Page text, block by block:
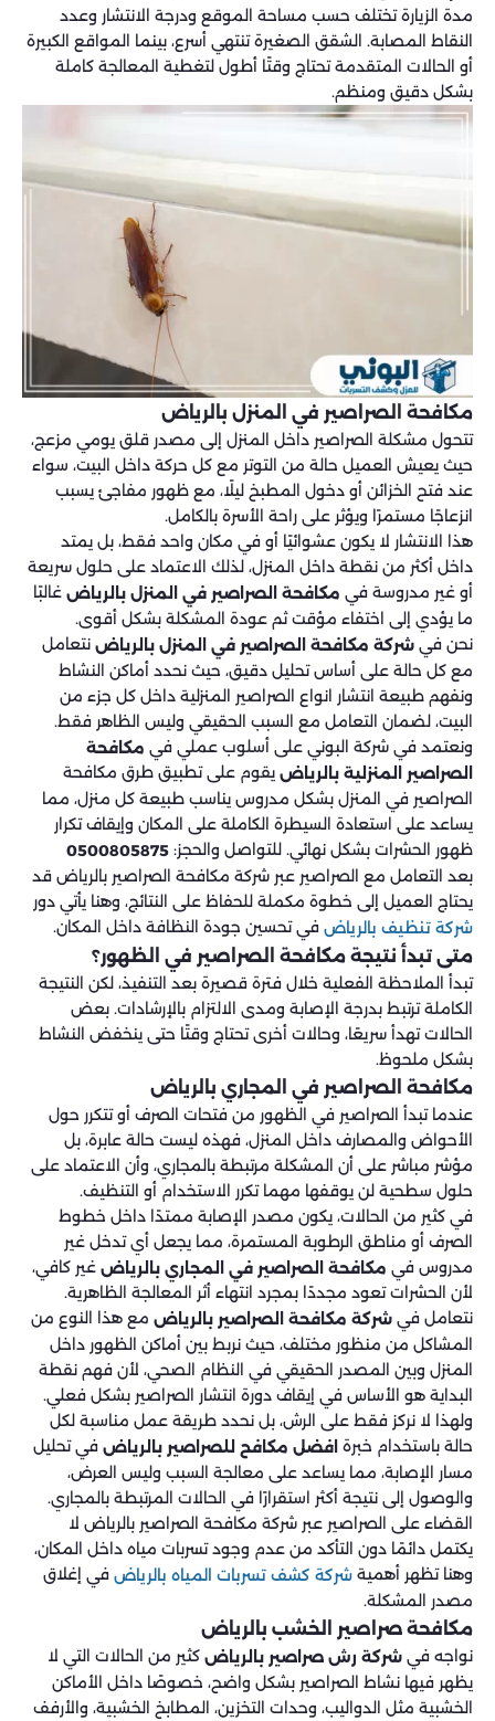
مدة الزيارة تختلف حسب مساحة الموقع ودرجة الانتشار وعدد
النقاط المصابة. الشقق الصغيرة تنتهي أسرع، بينما المواقع الكبيرة
أو الحالات المتقدمة تحتاج وقتًا أطول لتغطية المعالجة كاملة
بشكل دقيق ومنظم.
مكافحة الصراصير في المنزل​ بالرياض
تتحول مشكلة الصراصير داخل المنزل إلى مصدر قلق يومي مزعج،
حيث يعيش العميل حالة من التوتر مع كل حركة داخل البيت، سواء
عند فتح الخزائن أو دخول المطبخ ليلًا، مع ظهور مفاجئ يسبب
انزعاجًا مستمرًا ويؤثر على راحة الأسرة بالكامل.
هذا الانتشار لا يكون عشوائيًا أو في مكان واحد فقط، بل يمتد
داخل أكثر من نقطة داخل المنزل، لذلك الاعتماد على حلول سريعة
أو غير مدروسة في مكافحة الصراصير في المنزل بالرياضغالبًا
ما يؤدي إلى اختفاء مؤقت ثم عودة المشكلة بشكل أقوى.
نحن في شركة مكافحة الصراصير في المنزل بالرياضنتعامل
مع كل حالة على أساس تحليل دقيق، حيث نحدد أماكن النشاط
ونفهم طبيعة انتشار انواع الصراصير المنزلية داخل كل جزء من
البيت، لضمان التعامل مع السبب الحقيقي وليس الظاهر فقط.
ونعتمد في شركة البوني على أسلوب عملي في مكافحة
الصراصير المنزلية بالرياضيقوم على تطبيق طرق مكافحة
الصراصير في المنزل بشكل مدروس يناسب طبيعة كل منزل، مما
يساعد على استعادة السيطرة الكاملة على المكان وإيقاف تكرار
ظهور الحشرات بشكل نهائي. للتواصل والحجز:0500805875
بعد التعامل مع الصراصير عبر شركة مكافحة الصراصير بالرياض قد
يحتاج العميل إلى خطوة مكملة للحفاظ على النتائج، وهنا يأتي دور
شركة تنظيف بالرياضفي تحسين جودة النظافة داخل المكان.
متى تبدأ نتيجة مكافحة الصراصير في الظهور؟
تبدأ الملاحظة الفعلية خلال فترة قصيرة بعد التنفيذ، لكن النتيجة
الكاملة ترتبط بدرجة الإصابة ومدى الالتزام بالإرشادات. بعض
الحالات تهدأ سريعًا، وحالات أخرى تحتاج وقتًا حتى ينخفض النشاط
بشكل ملحوظ.
مكافحة الصراصير في المجاري​ بالرياض
عندما تبدأ الصراصير في الظهور من فتحات الصرف أو تتكرر حول
الأحواض والمصارف داخل المنزل، فهذه ليست حالة عابرة، بل
مؤشر مباشر على أن المشكلة مرتبطة بالمجاري، وأن الاعتماد على
حلول سطحية لن يوقفها مهما تكرر الاستخدام أو التنظيف.
في كثير من الحالات، يكون مصدر الإصابة ممتدًا داخل خطوط
الصرف أو مناطق الرطوبة المستمرة، مما يجعل أي تدخل غير
مدروس في مكافحة الصراصير في المجاري بالرياضغير كافي،
لأن الحشرات تعود مجددًا بمجرد انتهاء أثر المعالجة الظاهرية.
نتعامل في شركة مكافحة الصراصير بالرياضمع هذا النوع من
المشاكل من منظور مختلف، حيث نربط بين أماكن الظهور داخل
المنزل وبين المصدر الحقيقي في النظام الصحي، لأن فهم نقطة
البداية هو الأساس في إيقاف دورة انتشار الصراصير بشكل فعلي.
ولهذا لا نركز فقط على الرش، بل نحدد طريقة عمل مناسبة لكل
حالة باستخدام خبرةافضل مكافح للصراصير بالرياضفي تحليل
مسار الإصابة، مما يساعد على معالجة السبب وليس العرض،
والوصول إلى نتيجة أكثر استقرارًا في الحالات المرتبطة بالمجاري.
القضاء على الصراصير عبر شركة مكافحة الصراصير بالرياض لا
يكتمل دائمًا دون التأكد من عدم وجود تسربات مياه داخل المكان،
وهنا تظهر أهميةشركة كشف تسربات المياه بالرياضفي إغلاق
مصدر المشكلة.
مكافحة صراصير الخشب بالرياض
نواجه في شركة رش صراصير بالرياضكثير من الحالات التي لا
يظهر فيها نشاط الصراصير بشكل واضح، خصوصًا داخل الأماكن
الخشبية مثل الدواليب، وحدات التخزين، المطابخ الخشبية، والأرفف